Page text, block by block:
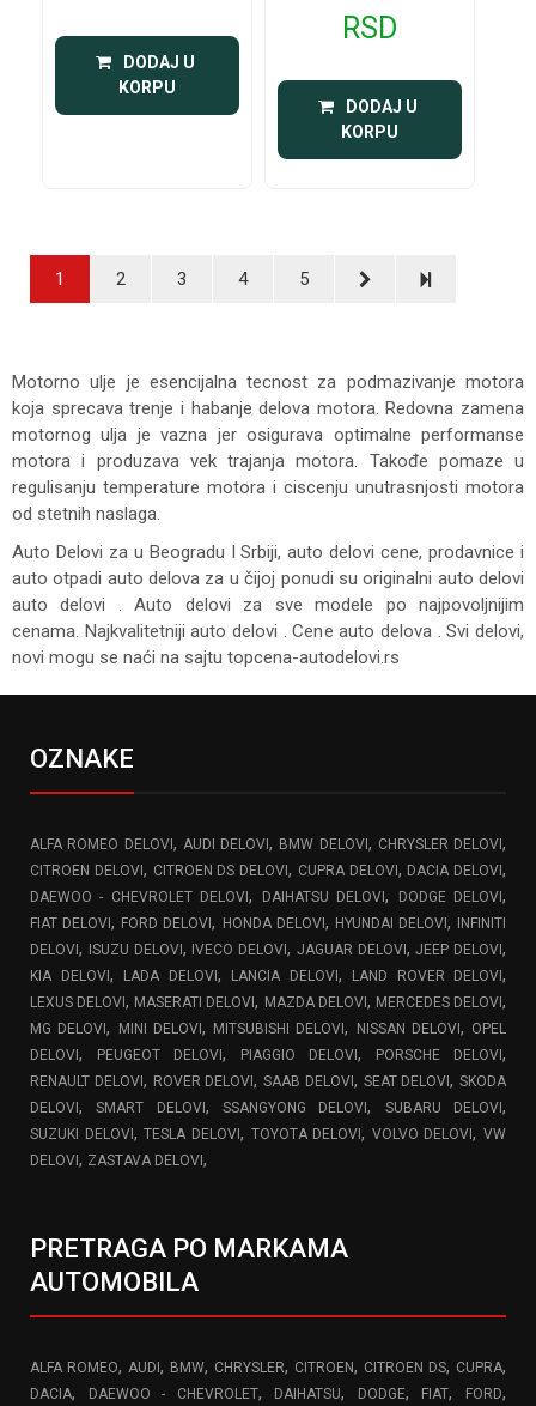
DODAJ U
KORPU
RSD
DODAJ U
KORPU
1 2 3 4 5
Motorno ulje je esencijalna tecnost za podmazivanje motora
koja sprecava trenje i habanje delova motora. Redovna zamena
motornog ulja je vazna jer osigurava optimalne performanse
motora i produzava vek trajanja motora. Takođe pomaze u
regulisanju temperature motora i ciscenju unutrasnjosti motora
od stetnih naslaga.
Auto Delovi za u Beogradu I Srbiji, auto delovi cene, prodavnice i
auto otpadi auto delova za u čijoj ponudi su originalni auto delovi
auto delovi . Auto delovi za sve modele po najpovoljnijim
cenama. Najkvalitetniji auto delovi . Cene auto delova . Svi delovi,
novi mogu se naći na sajtu topcena-autodelovi.rs
OZNAKE
ALFA ROMEO DELOVI, AUDI DELOVI, BMW DELOVI, CHRYSLER DELOVI,
CITROEN DELOVI, CITROEN DS DELOVI, CUPRA DELOVI, DACIA DELOVI,
DAEWOO - CHEVROLET DELOVI, DAIHATSU DELOVI, DODGE DELOVI,
FIAT DELOVI, FORD DELOVI, HONDA DELOVI, HYUNDAI DELOVI, INFINITI
DELOVI, ISUZU DELOVI, IVECO DELOVI, JAGUAR DELOVI,JEEP DELOVI,
KIA DELOVI, LADA DELOVI, LANCIA DELOVI, LAND ROVER DELOVI,
LEXUS DELOVI, MASERATI DELOVI, MAZDA DELOVI, MERCEDES DELOVI,
MG DELOVI, MINI DELOVI, MITSUBISHI DELOVI, NISSAN DELOVI, OPEL
DELOVI, PEUGEOT DELOVI, PIAGGIO DELOVI, PORSCHE DELOVI,
RENAULT DELOVI, ROVER DELOVI, SAAB DELOVI, SEAT DELOVI, SKODA
DELOVI,SMART DELOVI,SSANGYONG DELOVI, SUBARU DELOVI,
SUZUKI DELOVI,TESLA DELOVI, TOYOTA DELOVI, VOLVO DELOVI, VW
DELOVI, ZASTAVA DELOVI,
PRETRAGA PO MARKAMA
AUTOMOBILA
ALFA ROMEO, AUDI, BMW, CHRYSLER, CITROEN, CITROEN DS, CUPRA,
DACIA, DAEWOO - CHEVROLET, DAIHATSU, DODGE, FIAT, FORD,